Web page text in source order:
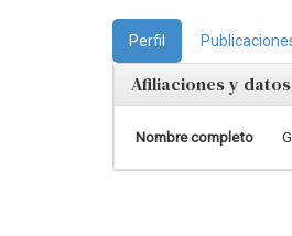
Perfil
Afiliaciones y
Nombre completo